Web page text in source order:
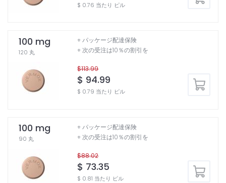
$ 0.76 当たり ピル
100 mg
120 丸
$113.99
$ 94.99
$ 0.79 当たり ピル
+ パッケージ配達保険
+ 次の受注は10％の割引を
100 mg
90 丸
$88.02
$ 73.35
$ 0.81 当たり ピル
+ パッケージ配達保険
+ 次の受注は10％の割引を